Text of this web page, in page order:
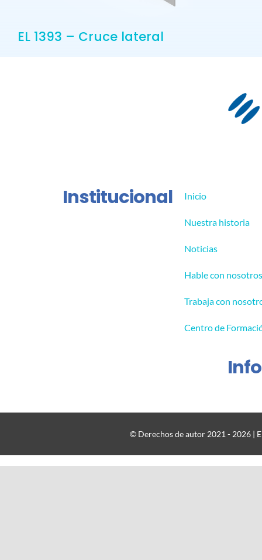
EL 1393 – Cruce lateral
Institucional Inicio
Nuestra historia
Noticias
Hable con
Trabaja con
Centro de
© Derechos de autor 2021 - 2026 |